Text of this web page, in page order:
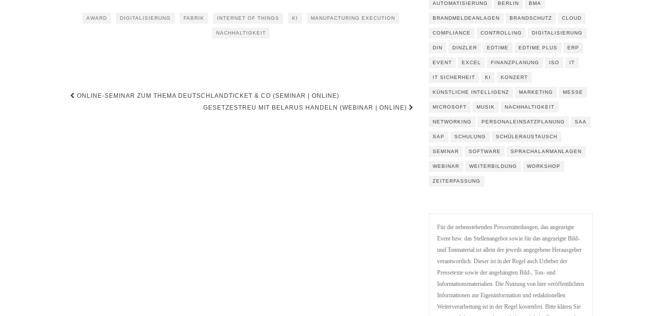
AWARD DIGITALISIERUNG FABRIK INTERNET OF THINGS KI MANUFACTURING EXECUTION
NACHHALTIGKEIT
Beitragsnavigation
ONLINE-SEMINAR ZUM THEMA DEUTSCHLANDTICKET & CO (SEMINAR | ONLINE)
GESETZESTREU MIT BELARUS HANDELN (WEBINAR | ONLINE)
AUTOMATISIERUNG BERLIN BMA
BRANDMELDEANLAGEN BRANDSCHUTZ CLOUD
COMPLIANCE CONTROLLING DIGITALISIERUNG
DIN DINZLER EDTIME EDTIME PLUS ERP
EVENT EXCEL FINANZPLANUNG ISO IT
IT SICHERHEIT KI KONZERT
KÜNSTLICHE INTELLIGENZ MARKETING MESSE
MICROSOFT MUSIK NACHHALTIGKEIT
NETWORKING PERSONALEINSATZPLANUNG SAA
SAP SCHULUNG SCHÜLERAUSTAUSCH
SEMINAR SOFTWARE SPRACHALARMANLAGEN
WEBINAR WEITERBILDUNG WORKSHOP
ZEITERFASSUNG
Für die nebenstehenden Pressemitteilungen, das angezeigte
Event bzw. das Stellenangebot sowie für das angezeigte Bild-
und Tonmaterial ist allein der jeweils angegebene Herausgeber
verantwortlich. Dieser ist in der Regel auch Urheber der
Pressetexte sowie der angehängten Bild-, Ton- und
Informationsmaterialien. Die Nutzung von hier veröffentlichten
Informationen zur Eigeninformation und redaktionellen
Weiterverarbeitung ist in der Regel kostenfrei. Bitte klären Sie